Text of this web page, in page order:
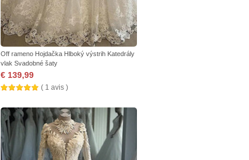
Off rameno Hojdačka Hlboký výstrih Katedrály
vlak Svadobné šaty
€ 139,99
( 1 avis )